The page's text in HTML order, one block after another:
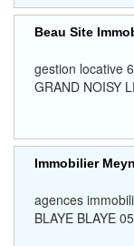
Beau Site
gestion locative
GRAND NOISY
Immobilier
agences
BLAYE BLAYE